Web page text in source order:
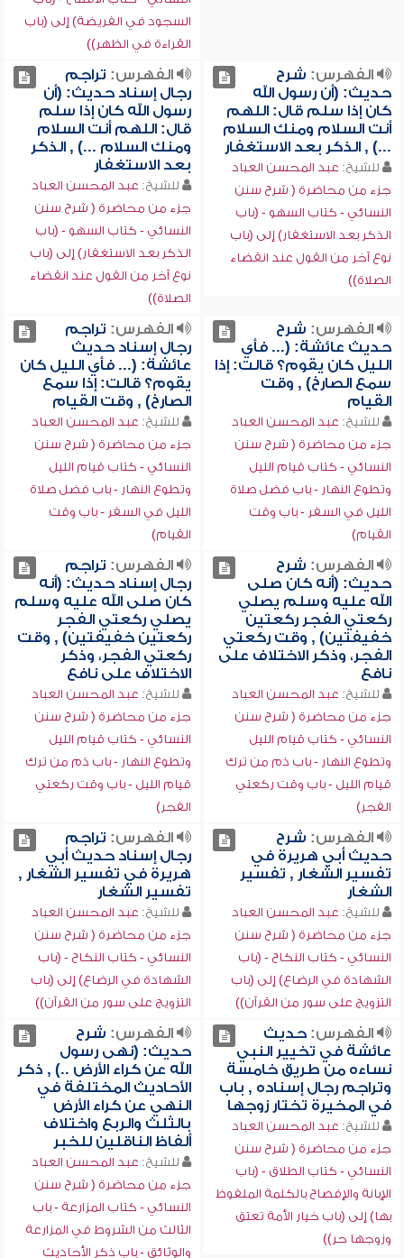
السجود في الفريضة) إلى (باب
القراءة في الظهر))
الفهرس: شرح
حديث: (أن رسول الله
كان إذا سلم قال: اللهم
أنت السلام ومنك السلام
...) , الذكر بعد الاستغفار
للشيخ: عبد المحسن العباد
جزء من محاضرة ( شرح سنن
النسائي - كتاب السهو - (باب
الذكر بعد الاستغفار) إلى (باب
نوع آخر من القول عند انقضاء
الصلاة))
الفهرس: تراجم
رجال إسناد حديث: (أن
رسول الله كان إذا سلم
قال: اللهم أنت السلام
ومنك السلام ...) , الذكر
بعد الاستغفار
للشيخ: عبد المحسن العباد
جزء من محاضرة ( شرح سنن
النسائي - كتاب السهو - (باب
الذكر بعد الاستغفار) إلى (باب
نوع آخر من القول عند انقضاء
الصلاة))
الفهرس: شرح
حديث عائشة: (... فأي
الليل كان يقوم؟ قالت: إذا
سمع الصارخ) , وقت
القيام
للشيخ: عبد المحسن العباد
جزء من محاضرة ( شرح سنن
النسائي - كتاب قيام الليل
وتطوع النهار - باب فضل صلاة
الليل في السفر - باب وقت
القيام)
الفهرس: تراجم
رجال إسناد حديث
عائشة: (... فأي الليل كان
يقوم؟ قالت: إذا سمع
الصارخ) , وقت القيام
للشيخ: عبد المحسن العباد
جزء من محاضرة ( شرح سنن
النسائي - كتاب قيام الليل
وتطوع النهار - باب فضل صلاة
الليل في السفر - باب وقت
القيام)
الفهرس: شرح
حديث: (أنه كان صلى
الله عليه وسلم يصلي
ركعتي الفجر ركعتين
خفيفتين) , وقت ركعتي
الفجر، وذكر الاختلاف على
نافع
للشيخ: عبد المحسن العباد
جزء من محاضرة ( شرح سنن
النسائي - كتاب قيام الليل
وتطوع النهار - باب ذم من ترك
قيام الليل - باب وقت ركعتي
الفجر)
الفهرس: تراجم
رجال إسناد حديث: (أنه
كان صلى الله عليه وسلم
يصلي ركعتي الفجر
ركعتين خفيفتين) , وقت
ركعتي الفجر، وذكر
الاختلاف على نافع
للشيخ: عبد المحسن العباد
جزء من محاضرة ( شرح سنن
النسائي - كتاب قيام الليل
وتطوع النهار - باب ذم من ترك
قيام الليل - باب وقت ركعتي
الفجر)
الفهرس: شرح
حديث أبي هريرة في
تفسير الشغار , تفسير
الشغار
للشيخ: عبد المحسن العباد
جزء من محاضرة ( شرح سنن
النسائي - كتاب النكاح - (باب
الشهادة في الرضاع) إلى (باب
التزويج على سور من القرآن))
الفهرس: تراجم
رجال إسناد حديث أبي
هريرة في تفسير الشغار ,
تفسير الشغار
للشيخ: عبد المحسن العباد
جزء من محاضرة ( شرح سنن
النسائي - كتاب النكاح - (باب
الشهادة في الرضاع) إلى (باب
التزويج على سور من القرآن))
الفهرس:حديث
عائشة في تخيير النبي
نساءه من طريق خامسة
وتراجم رجال إسناده , باب
في المخيرة تختار زوجها
للشيخ: عبد المحسن العباد
جزء من محاضرة ( شرح سنن
النسائي - كتاب الطلاق - (باب
الإبانة والإفصاح بالكلمة الملفوظ
بها) إلى (باب خيار الأمة تعتق
وزوجها حر))
الفهرس: شرح
حديث: (نهى رسول
الله عن كراء الأرض ..) , ذكر
الأحاديث المختلفة في
النهي عن كراء الأرض
بالثلث والربع واختلاف
ألفاظ الناقلين للخبر
للشيخ: عبد المحسن العباد
جزء من محاضرة ( شرح سنن
النسائي - كتاب المزارعة - باب
الثالث من الشروط في المزارعة
والوثائق - باب ذكر الأحاديث